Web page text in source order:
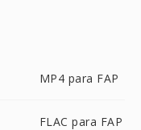
MP4 para FAP
FLAC para FAP